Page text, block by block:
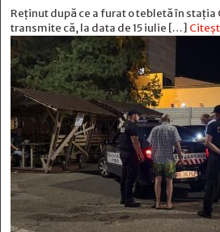
Reținut după ce a furat o tebletă în stația
transmite că, la data de 15 iulie […]